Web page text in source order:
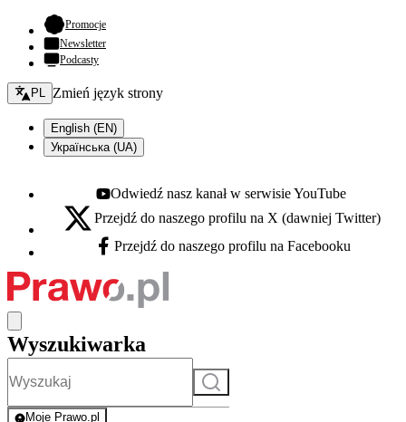
Promocje- otwiera się w nowej karcie
Newsletter
Podcasty
Zmień język - bieżący:
PL Zmień język strony
English (EN)
Українська (UA)
Youtube - otwiera się w nowej karcie
Odwiedź nasz kanał w serwisie YouTube
X - otwiera się w nowej karcie
Przejdź do naszego profilu na X (dawniej Twitter)
Facebook - otwiera się w nowej karcie
Przejdź do naszego profilu na Facebooku
Wyszukiwarka
Szukaj
Moje Prawo.pl